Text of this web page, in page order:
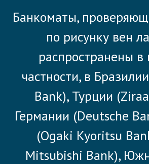
Банкоматы,
по рисунку вен
распространены в
частности, в
Bank), Турции
Германии (Deutsche
(Ogaki Kyoritsu
Mitsubishi Bank),